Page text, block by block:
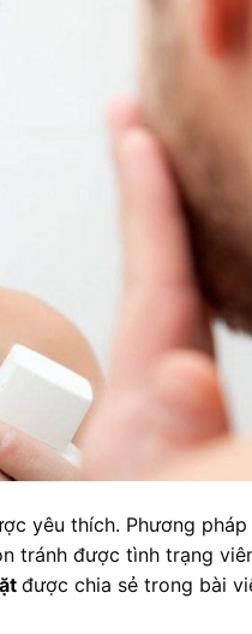
yêu thích. Phương pháp
tránh được tình trạng
được chia sẻ trong bài